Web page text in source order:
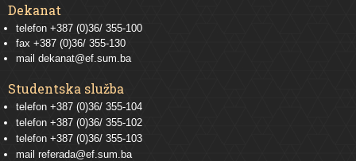
Dekanat
telefon +387 (0)36/ 355-100
fax +387 (0)36/ 355-130
mail dekanat@ef.sum.ba
Studentska služba
telefon +387 (0)36/ 355-104
telefon +387 (0)36/ 355-102
telefon +387 (0)36/ 355-103
mail referada@ef.sum.ba